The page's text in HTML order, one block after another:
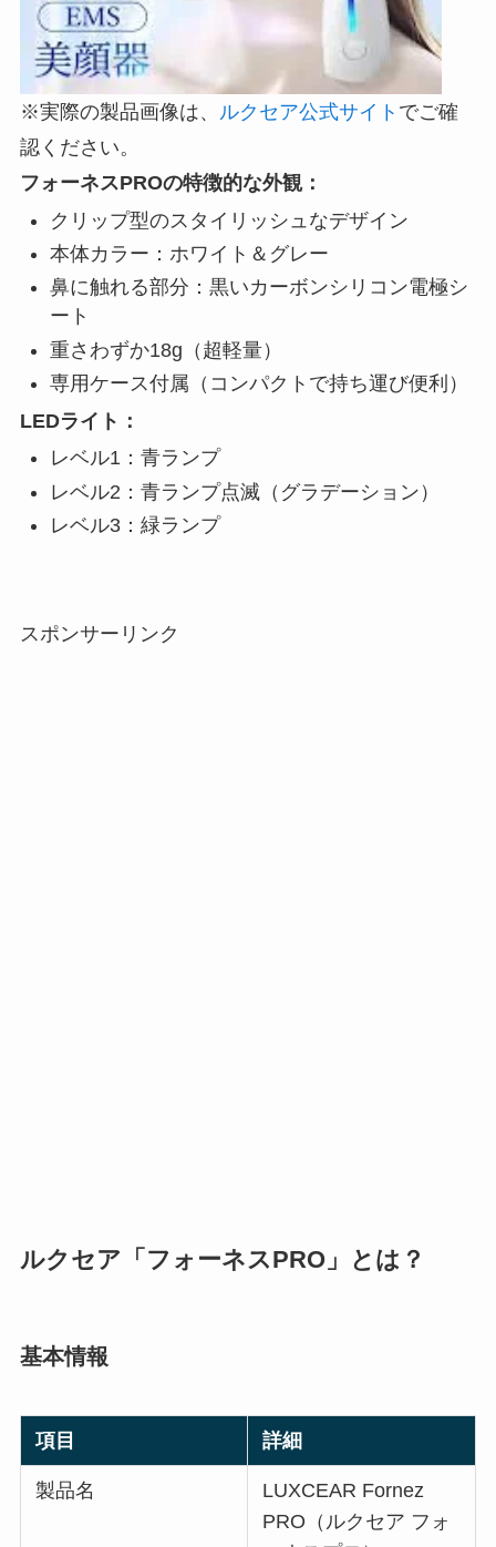
※実際の製品画像は、 ルクセア公式サイト でご確
認ください。
フォーネスPROの特徴的な外観：
クリップ型のスタイリッシュなデザイン
本体カラー：ホワイト＆グレー
鼻に触れる部分：黒いカーボンシリコン電極シ
ート
重さわずか18g（超軽量）
専用ケース付属（コンパクトで持ち運び便利）
LEDライト：
レベル1：青ランプ
レベル2：青ランプ点滅（グラデーション）
レベル3：緑ランプ
スポンサーリンク
ルクセア「フォーネスPRO」とは？
基本情報
項目 詳細
製品名
LUXCEAR Fornez
PRO（ルクセア フォ